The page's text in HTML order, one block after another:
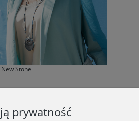
Stone
prywatność